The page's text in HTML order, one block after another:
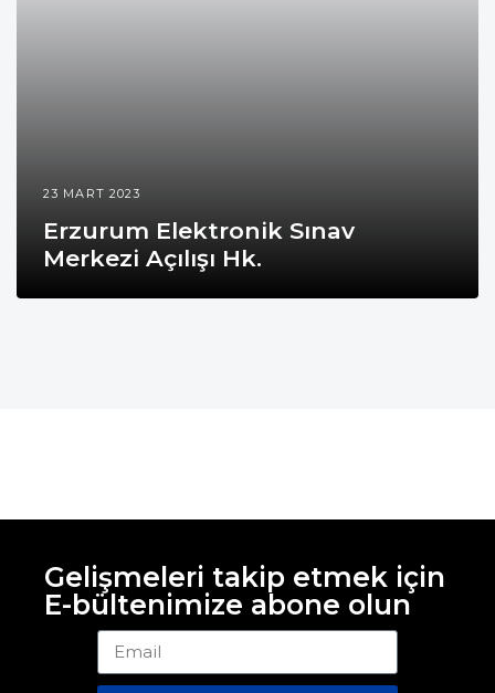
23 MART 2023
Erzurum Elektronik Sınav
Merkezi Açılışı Hk.
Gelişmeleri takip etmek için
E-bültenimize abone olun